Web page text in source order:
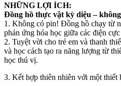
NHỮNG LỢI ÍCH:
Đồng hồ thực vật kỳ diệu –
1. Không có pin! Đồng hồ chạy từ
phản ứng hóa học giữa các điện
2. Tuyệt vời cho trẻ em và thanh
và học cách tạo ra năng lượng từ
học thú vị.
3. Kết hợp thiên nhiên với một thiết